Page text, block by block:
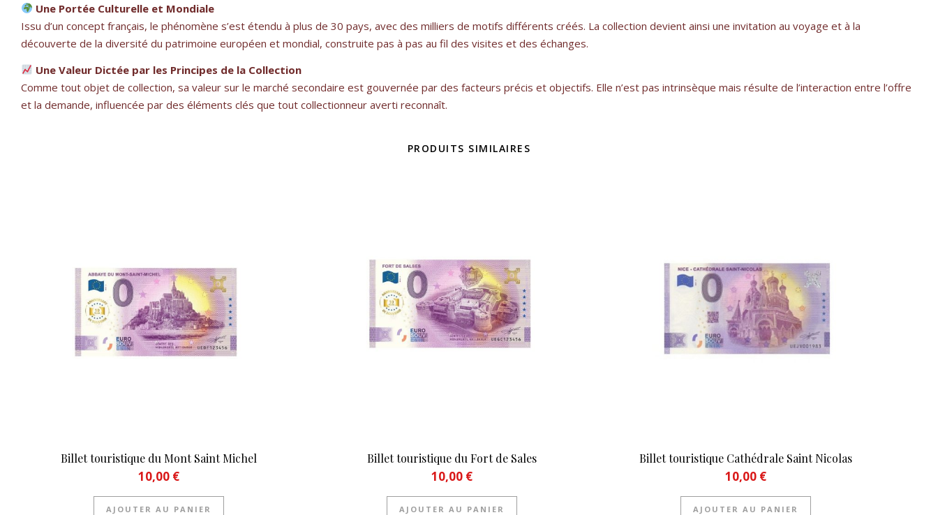
Une Portée Culturelle et Mondiale
Issu d’un concept français, le phénomène s’est étendu à plus de 30 pays, avec des milliers de motifs différents créés. La collection devient ainsi une invitation au voyage et à la
découverte de la diversité du patrimoine européen et mondial, construite pas à pas au fil des visites et des échanges.
Une Valeur Dictée par les Principes de la Collection
Comme tout objet de collection, sa valeur sur le marché secondaire est gouvernée par des facteurs précis et objectifs. Elle n’est pas intrinsèque mais résulte de l’interaction entre l’offre
et la demande, influencée par des éléments clés que tout collectionneur averti reconnaît.
PRODUITS SIMILAIRES
Billet touristique du Mont Saint Michel
10,00 €
AJOUTER AU PANIER
Billet touristique du Fort de Sales
10,00 €
AJOUTER AU PANIER
Billet touristique Cathédrale Saint Nicolas
10,00 €
AJOUTER AU PANIER